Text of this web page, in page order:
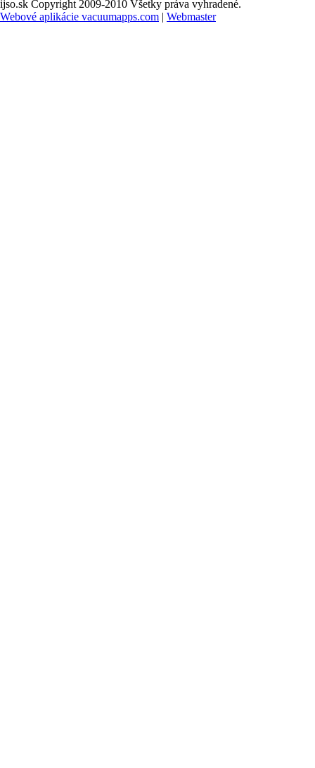
ijso.sk Copyright 2009-2010 Všetky práva vyhradené.
Webové aplikácie vacuumapps.com | Webmaster